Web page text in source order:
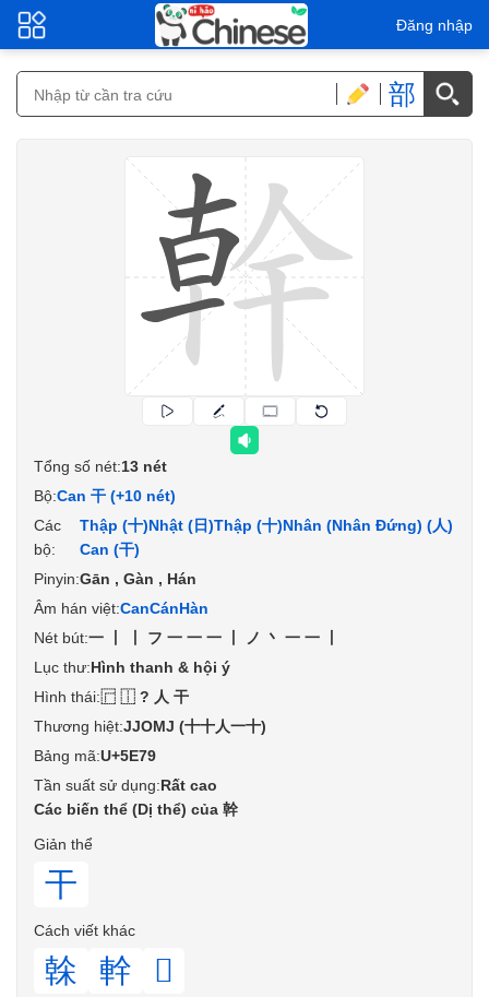
Đăng nhập
部
Tổng số nét:13 nét
Bộ:Can 干 (+10 nét)
Các
bộ:
Thập (十)Nhật (日)Thập (十)Nhân (Nhân Đứng) (人)
Can (干)
Pinyin:Gān , Gàn , Hán
Âm hán việt:CanCánHàn
Nét bút:一丨丨フ一一一丨ノ丶一一丨
Lục thư:Hình thanh & hội ý
Hình thái:⿸⿰?人干
Thương hiệt:JJOMJ (十十人一十)
Bảng mã:U+5E79
Tần suất sử dụng:Rất cao
Các biến thể (Dị thể) của 幹
Giản thể
干
Cách viết khác
榦 龫 𠧄